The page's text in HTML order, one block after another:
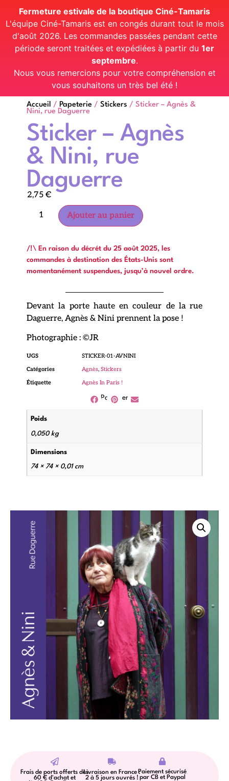
Fermeture estivale de la boutique Ciné-Tamaris
L'équipe Ciné-Tamaris est en congés durant tout le mois
d'août 2026. Les commandes passées pendant cette
période seront traitées et expédiées à partir du 1er
septembre.
Nous vous remercions pour votre compréhension et
vous souhaitons un très bel été !
Accueil / Papeterie / Stickers / Sticker – Agnès &
Nini, rue Daguerre
Sticker – Agnès
& Nini, rue
Daguerre
2,75 €
Ajouter au panier
/!\ En raison du décrét du 25 août 2025, les
commandes à destination des États-Unis sont
momentanément suspendues, jusqu’à nouvel ordre.
Devant la porte haute en couleur de la rue
Daguerre, Agnès & Nini prennent la pose !
Photographie : ©JR
UGS
STICKER-01-AVNINI
Catégories
Agnès, Stickers
Étiquette
Agnès In Paris !
Partager
Poids
0,050 kg
Dimensions
74 × 74 × 0,01 cm
Frais de ports offerts dès
60 € d'achat et
Livraison en France :
2 à 5 jours ouvrés !
Paiement sécurisé
par CB et Paypal